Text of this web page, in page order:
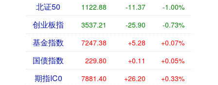
北证50 1122.88 -11.37 -1.00%
创业板指 3537.21 -25.90 -0.73%
基金指数 7247.38 +5.28 +0.07%
国债指数 229.80 +0.11 +0.05%
期指IC0 7881.40 +26.20 +0.33%